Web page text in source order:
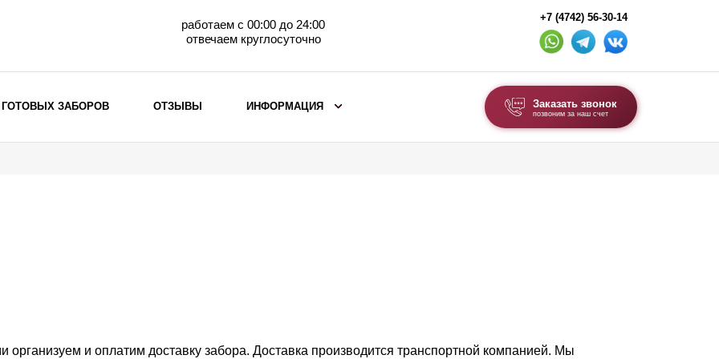
работаем с 00:00 до 24:00
отвечаем круглосуточно
+7 (4742) 56-30-14
ГОТОВЫХ ЗАБОРОВ ОТЗЫВЫ ИНФОРМАЦИЯ Заказать звонок
позвоним за наш счет
организуем и оплатим доставку забора. Доставка производится транспортной компанией. Мы